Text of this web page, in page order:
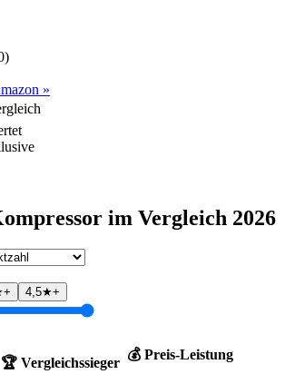
)
»
im Vergleich 2026
4,5★+
🏆 Vergleichssieger
💰 Preis-Leistung